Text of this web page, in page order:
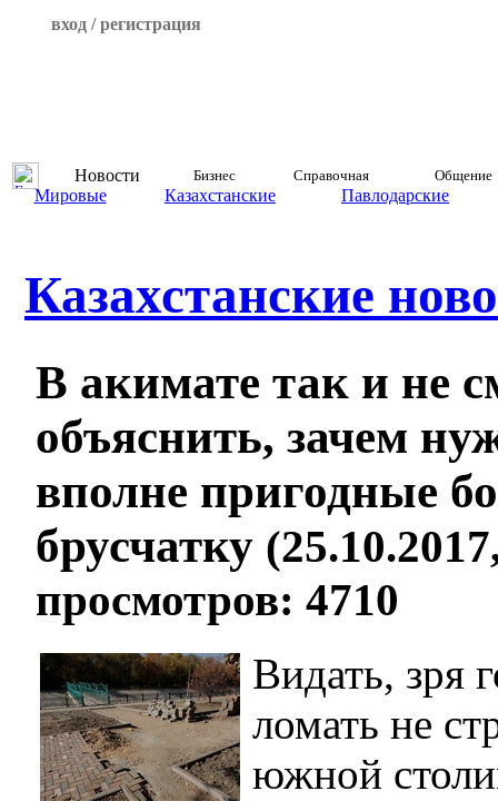
вход / регистрация
Новости Бизнес Справочная Общение
Мировые Казахстанские Павлодарские
Казахстанские
В акимате так и не
объяснить, зачем
вполне пригодные
брусчатку
просмотров: 4710
Видать, зря
ломать не
южной